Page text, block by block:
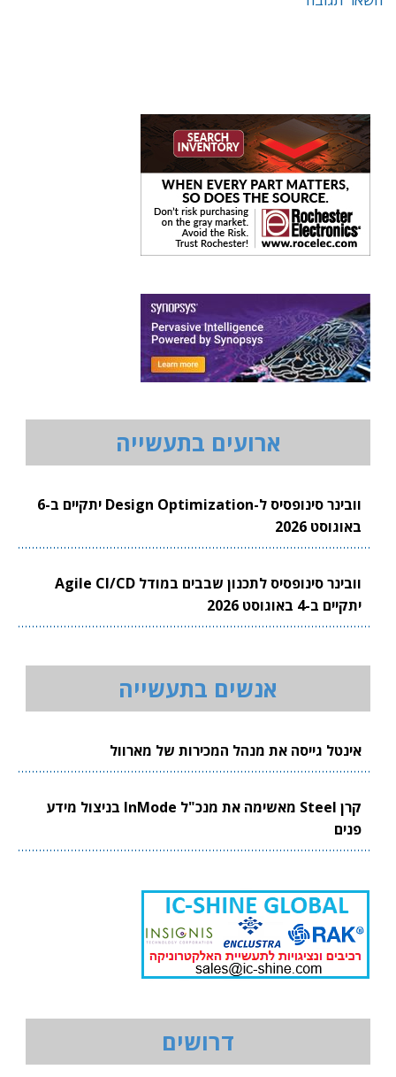
ארועים בתעשייה
וובינר סינופסיס ל-Design Optimization יתקיים ב-6
באוגוסט 2026
וובינר סינופסיס לתכנון שבבים במודל Agile CI/CD
יתקיים ב-4 באוגוסט 2026
אנשים בתעשייה
אינטל גייסה את מנהל המכירות של מארוול
קרן Steel מאשימה את מנכ"ל InMode בניצול מידע
פנים
דרושים